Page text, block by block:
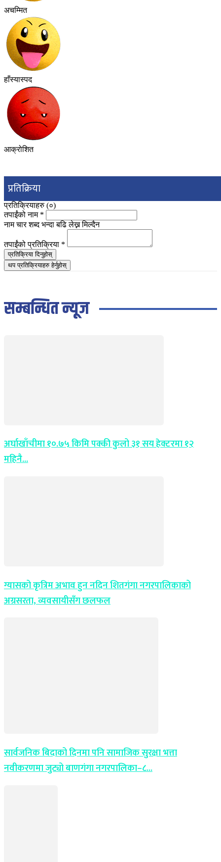
अचम्मित
हाँस्यास्पद
आक्रोशित
प्रतिक्रिया
प्रतिक्रियाहरु (०)
तपाईंको नाम *
नाम चार शब्द भन्दा बढि लेख्न मिल्दैन
तपाईंको प्रतिक्रिया *
प्रतिक्रिया दिनुहोस्
थप प्रतिक्रियाहरु हेर्नुहोस्
सम्बन्धित न्यूज
अर्घाखाँचीमा १०.७५ किमि पक्की कुलो ३१ सय हेक्टरमा १२
महिनै...
ग्यासको कृत्रिम अभाव हुन नदिन शितगंगा नगरपालिकाको
अग्रसरता, व्यवसायीसँग छलफल
सार्वजनिक बिदाको दिनमा पनि सामाजिक सुरक्षा भत्ता
नवीकरणमा जुट्यो बाणगंगा नगरपालिका–८...